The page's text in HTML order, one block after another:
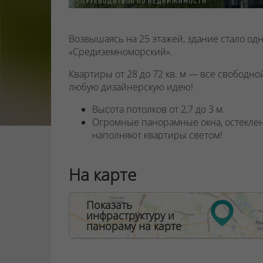
Возвышаясь на 25 этажей, здание стало
«Средиземноморский».
Квартиры от 28 до 72 кв. м — все
любую дизайнерскую идею!
Высота потолков от 2,7 до 3 м.
Огромные панорамные окна,
наполняют квартиры светом!
Три лифта известной компании
Дизайнерское лобби-рецепция со
удобствами: зоной ожидания гостей
столиком.
Отдельный бокс для хранения
детских колясок. Кстати, парковки
придомовой территории.
На карте
Показать
инфраструктуру и
панораму на карте